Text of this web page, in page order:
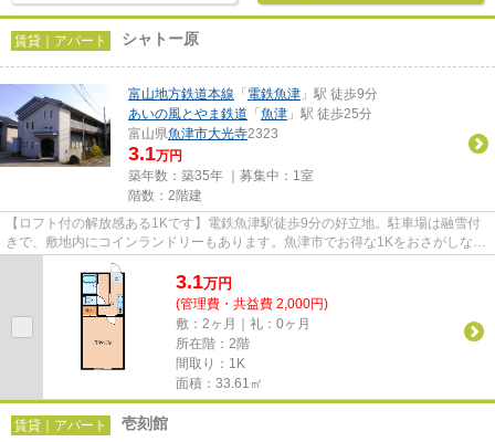
賃貸｜アパート シャトー原
富山地方鉄道本線 「 電鉄魚津 」駅 徒歩9分
あいの風とやま鉄道 「 魚津 」駅 徒歩25分
富山県魚津市大光寺2323
3.1万円
築年数：築35年 ｜募集中： 1室
階数：2階建
【ロフト付の解放感ある1Kです】電鉄魚津駅徒歩9分の好立地。駐車場は融雪付
きで、敷地内にコインランドリーもあります。魚津市でお得な1Kをおさがしな
ら、地域密着・取り扱い件数豊富...
3.1万円
(管理費・共益費 2,000円)
敷：2ヶ月｜礼：0ヶ月
所在階：2階
間取り：1K
面積：33.61㎡
賃貸｜アパート 壱刻館